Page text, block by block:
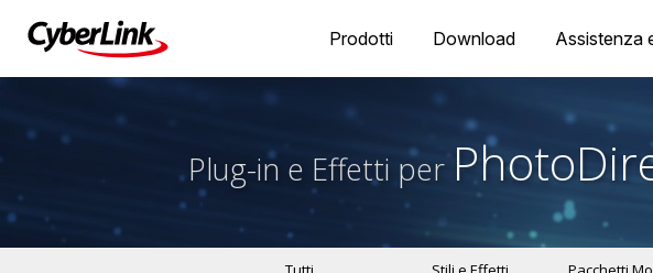
Prodotti Download Assistenza
Plug-in e Effetti per